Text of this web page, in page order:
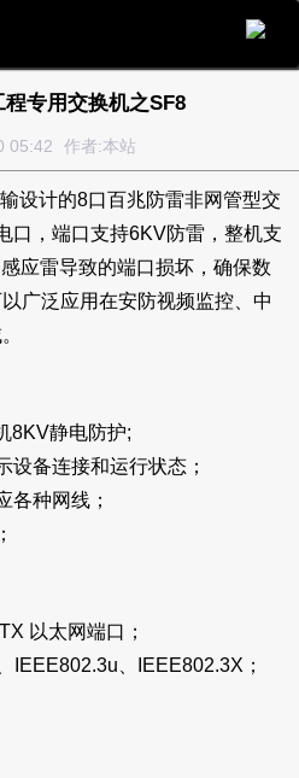
专用交换机之SF8
05:42 作者:本站
设计的8口百兆防雷非网管型交
口，端口支持6KV防雷，整机支
应雷导致的端口损坏，确保数
广泛应用在安防视频监控、中
8KV静电防护;
设备连接和运行状态；
各种网线；
以太网端口；
IEEE802.3u、IEEE802.3X；
留言